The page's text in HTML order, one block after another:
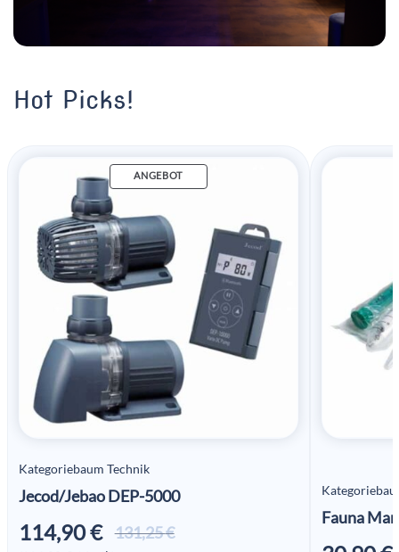
Hot Picks!
ANGEBOT
Kategoriebaum Technik
Jecod/Jebao DEP-5000
131,25€Ursprünglicher
114,90€
Aktueller
Fauna